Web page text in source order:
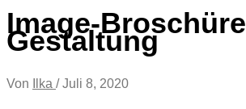
Image-Broschüre
Gestaltung
Von Ilka /Juli 8, 2020